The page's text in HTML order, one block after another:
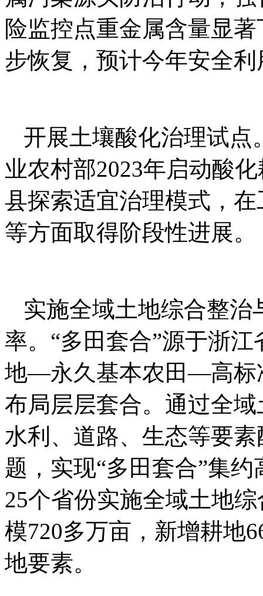
险监控点重金属含量显
步恢复，预计今年安全
开展土壤酸化治理试点
业农村部2023年启动酸
县探索适宜治理模式，
等方面取得阶段性进展。
实施全域土地综合整治
率。“多田套合”源于浙
地—永久基本农田—高标
布局层层套合。通过全
水利、道路、生态等要
题，实现“多田套合”集
25个省份实施全域土地
模720多万亩，新增耕地
地要素。